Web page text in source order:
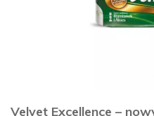
Velvet Excellence –